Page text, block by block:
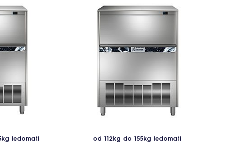
ledomati od 112kg do 155kg ledomati